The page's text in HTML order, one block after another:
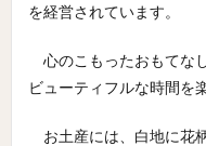
を経営されています。
心のこもったおもてな
ビューティフルな時間を
お土産には、白地に花